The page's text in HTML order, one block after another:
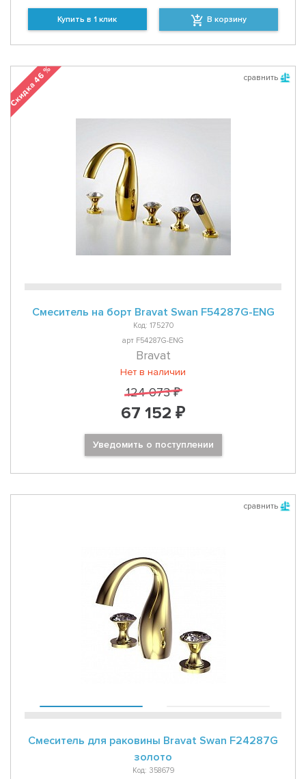
Купить в 1 клик В корзину
сравнить
Скидка 46 %
Смеситель на борт Bravat Swan F54287G-ENG
Код: 175270
арт F54287G-ENG
Bravat
Нет в наличии
124 073 ₽
67 152 ₽
Уведомить о поступлении
сравнить
Смеситель для раковины Bravat Swan F24287G
золото
Код: 358679